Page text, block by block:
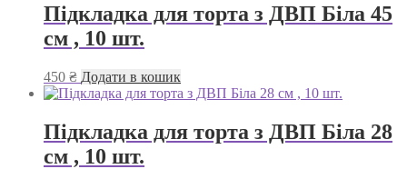
Підкладка для торта з ДВП Біла 45
см , 10 шт.
450 ₴ Додати в кошик
Підкладка для торта з ДВП Біла 28
см , 10 шт.